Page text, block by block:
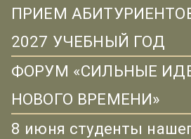
ПРИЕМ
2027 УЧЕБНЫЙ ГОД
ФОРУМ «СИЛЬНЫЕ
НОВОГО ВРЕМЕНИ»
8 июня студенты